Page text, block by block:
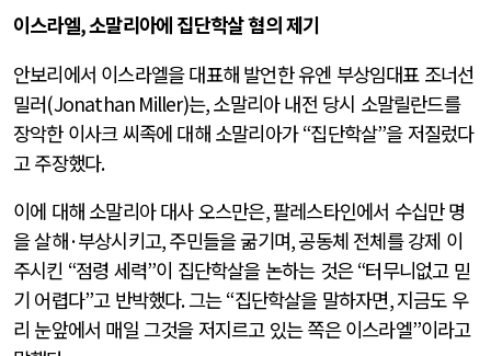
이스라엘,소말리아에 집단학살 혐의 제기
안보리에서 이스라엘을 대표해 발언한 유엔 부상임대표 조너선
밀러(Jonathan Miller)는,소말리아 내전 당시 소말릴란드를
장악한 이사크 씨족에 대해 소말리아가“집단학살”을 저질렀다
고 주장했다.
이에 대해 소말리아 대사 오스만은,팔레스타인에서 수십만 명
을 살해·부상시키고,주민들을 굶기며,공동체 전체를 강제 이
주시킨 “점령 세력”이 집단학살을 논하는 것은“터무니없고 믿
기 어렵다”고 반박했다.그는“집단학살을 말하자면,지금도 우
리 눈앞에서 매일 그것을 저지르고 있는 쪽은 이스라엘”이라고